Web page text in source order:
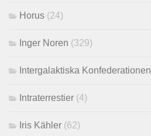
Horus (24)
Inger Noren (329)
Intergalaktiska Konfederationen
Intraterrestier (4)
Iris Kähler (62)